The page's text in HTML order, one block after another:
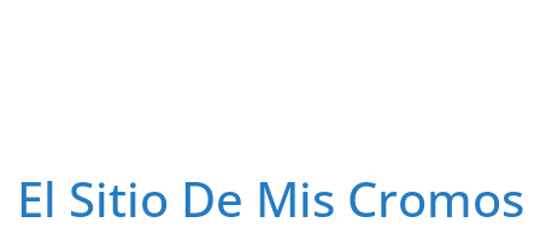
El Sitio De Mis Cromos